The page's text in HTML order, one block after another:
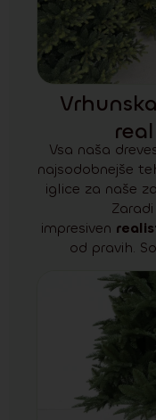
Vsa naša
najsodobnejše
iglice za naše
impresiven
od pravih.